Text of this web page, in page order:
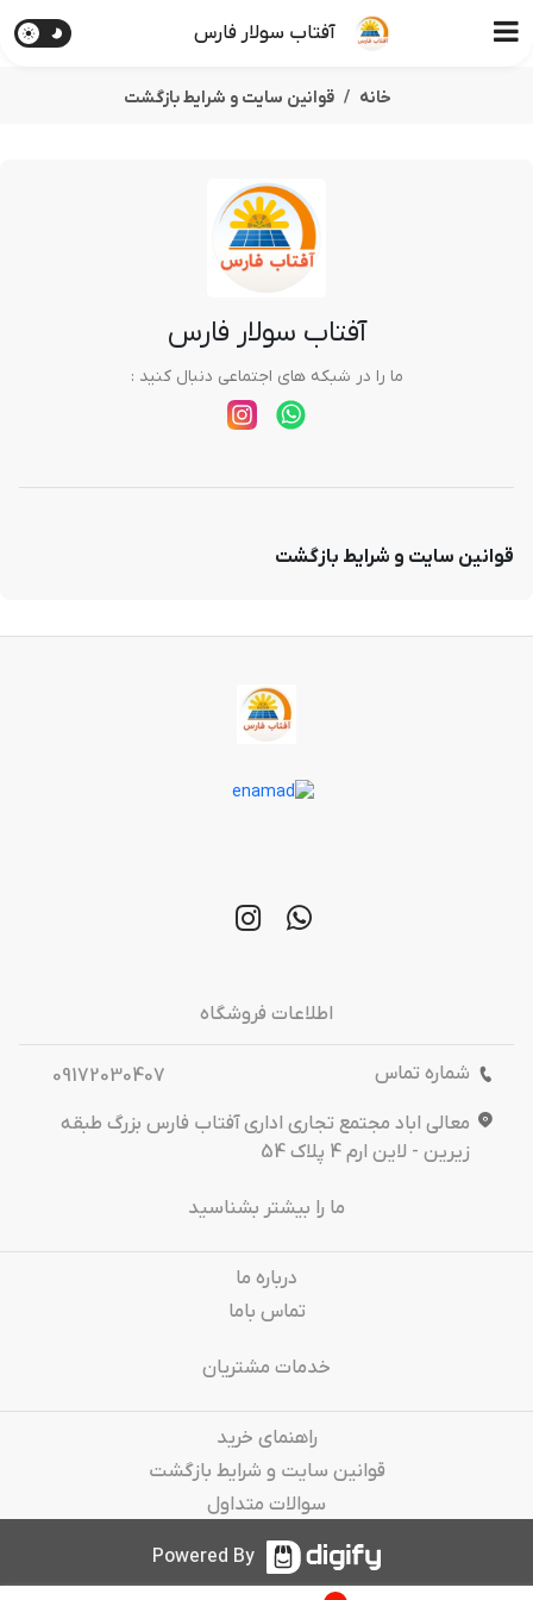
آفتاب سولار فارس
خانه قوانین سایت و شرایط بازگشت
آفتاب سولار فارس
ما را در شبکه های اجتماعی دنبال کنید :
قوانین سایت و شرایط بازگشت
اطلاعات فروشگاه
شماره تماس
09172030407
معالی اباد مجتمع تجاری اداری آفتاب فارس بزرگ طبقه
زیرین - لاین ارم 4 پلاک 54
ما را بیشتر بشناسید
درباره‌ ما
تماس باما
خدمات مشتریان
راهنمای خرید
قوانین سایت و شرایط بازگشت
سوالات متداول
Powered By